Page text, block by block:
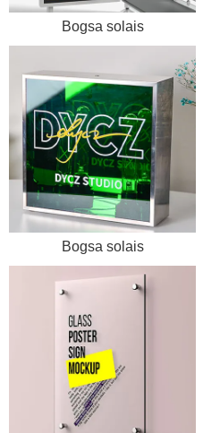
Bogsa solais
Bogsa solais